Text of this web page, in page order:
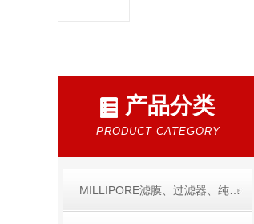
产品分类
PRODUCT CATEGORY
MILLIPORE滤膜、过滤器、纯水产品